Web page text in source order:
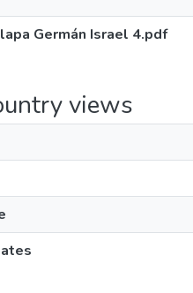
Germán Israel 4.pdf
views